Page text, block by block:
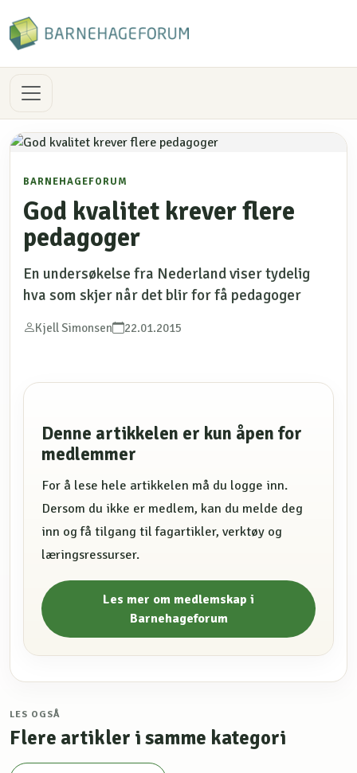
BARNEHAGEFORUM
God kvalitet krever flere
pedagoger
En undersøkelse fra Nederland viser tydelig
hva som skjer når det blir for få pedagoger
Kjell Simonsen 22.01.2015
Denne artikkelen er kun åpen for
medlemmer
For å lese hele artikkelen må du logge inn.
Dersom du ikke er medlem, kan du melde deg
inn og få tilgang til fagartikler, verktøy og
læringsressurser.
Les mer om medlemskap i
Barnehageforum
LES OGSÅ
Flere artikler i samme kategori